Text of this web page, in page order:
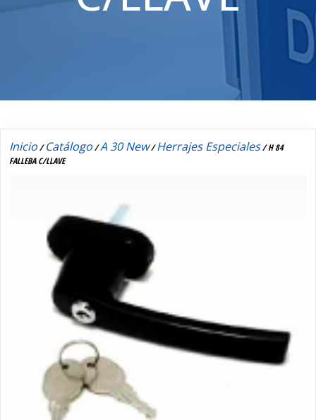
Inicio/Catálogo/A 30 New/Herrajes Especiales/ H 84
FALLEBA C/LLAVE